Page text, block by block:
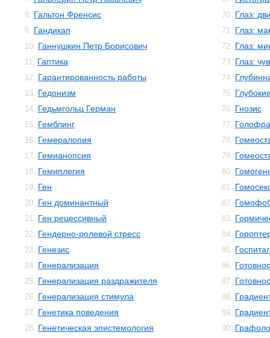
8. Гальтон Френсис
9. Гандикап
10. Ганнушкин Петр Борисович
11. Гаптика
12. Гарантированность работы
13. Гедонизм
14. Гедьмгольц Герман
15. Гемблинг
16. Гемералопия
17. Гемианопсия
18. Гемиплегия
19. Ген
20. Ген доминантный
21. Ген рецессивный
22. Гендерно-ролевой стресс
23. Генезис
24. Генерализация
25. Генерализация раздражителя
26. Генерализация стимула
27. Генетика поведения
28. Генетическая эпистемология
70. Глаз:
71. Глаз:
72. Глаз:
73. Глаз:
74.
75.
76. Гнозис
77.
78.
79.
80.
81.
82.
83.
84.
85.
86.
87.
88.
89.
90.